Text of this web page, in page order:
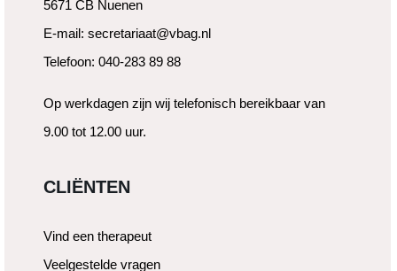
5671 CB Nuenen
E-mail: secretariaat@vbag.nl
Telefoon: 040-283 89 88
Op werkdagen zijn wij telefonisch bereikbaar van
9.00 tot 12.00 uur.
CLIËNTEN
Vind een therapeut
Veelgestelde vragen